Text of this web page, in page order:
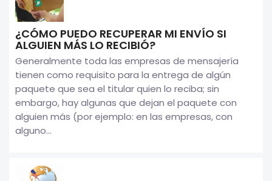
¿CÓMO PUEDO RECUPERAR MI ENVÍO SI
ALGUIEN MÁS LO RECIBIÓ?
Generalmente toda las empresas de mensajería
tienen como requisito para la entrega de algún
paquete que sea el titular quien lo reciba; sin
embargo, hay algunas que dejan el paquete con
alguien más (por ejemplo: en las empresas, con
alguno...